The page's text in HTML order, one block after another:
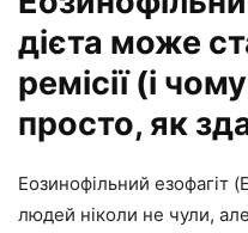
дієта може
ремісії (і
просто, як
Еозинофільний езофагіт
людей ніколи не чули,